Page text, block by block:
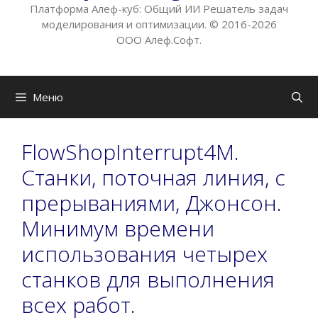
Платформа Алеф-куб: Общий ИИ Решатель задач
моделирования и оптимизации. © 2016-2026
ООО Алеф.Софт.
Меню
FlowShopInterrupt4M.
Станки, поточная линия, с
прерываниями, Джонсон.
Минимум времени
использования четырех
станков для выполнения
всех работ.